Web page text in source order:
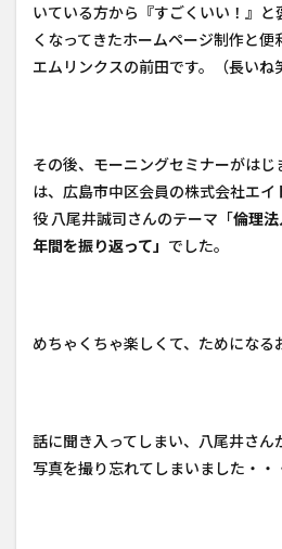
いている方から『すごくいい！』
くなってきたホームページ制作と
エムリンクスの前田です。（長いね
その後、モーニングセミナーがは
は、広島市中区会員の株式会社エ
役 八尾井誠司さんのテーマ「倫理
年間を振り返って」 でした。
めちゃくちゃ楽しくて、ためになる
話に聞き入ってしまい、八尾井さん
写真を撮り忘れてしまいました・・